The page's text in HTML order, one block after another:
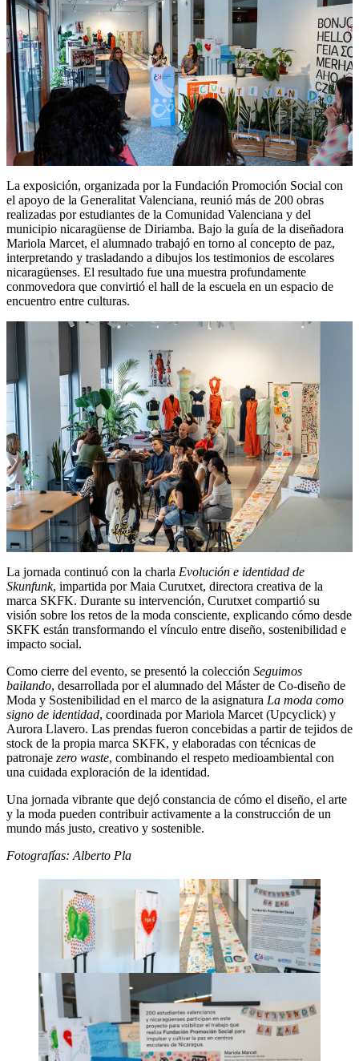
La exposición, organizada por la Fundación Promoción Social con
el apoyo de la Generalitat Valenciana, reunió más de 200 obras
realizadas por estudiantes de la Comunidad Valenciana y del
municipio nicaragüense de Diriamba. Bajo la guía de la diseñadora
Mariola Marcet, el alumnado trabajó en torno al concepto de paz,
interpretando y trasladando a dibujos los testimonios de escolares
nicaragüenses. El resultado fue una muestra profundamente
conmovedora que convirtió el hall de la escuela en un espacio de
encuentro entre culturas.
La jornada continuó con la charla Evolución e identidad de
Skunfunk, impartida por Maia Curutxet, directora creativa de la
marca SKFK. Durante su intervención, Curutxet compartió su
visión sobre los retos de la moda consciente, explicando cómo desde
SKFK están transformando el vínculo entre diseño, sostenibilidad e
impacto social.
Como cierre del evento, se presentó la colección Seguimos
bailando, desarrollada por el alumnado del Máster de Co-diseño de
Moda y Sostenibilidad en el marco de la asignatura La moda como
signo de identidad, coordinada por Mariola Marcet (Upcyclick) y
Aurora Llavero. Las prendas fueron concebidas a partir de tejidos de
stock de la propia marca SKFK, y elaboradas con técnicas de
patronaje zero waste, combinando el respeto medioambiental con
una cuidada exploración de la identidad.
Una jornada vibrante que dejó constancia de cómo el diseño, el arte
y la moda pueden contribuir activamente a la construcción de un
mundo más justo, creativo y sostenible.
Fotografías: Alberto Pla